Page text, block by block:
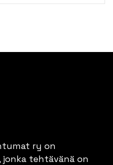
ry on
tehtävänä on